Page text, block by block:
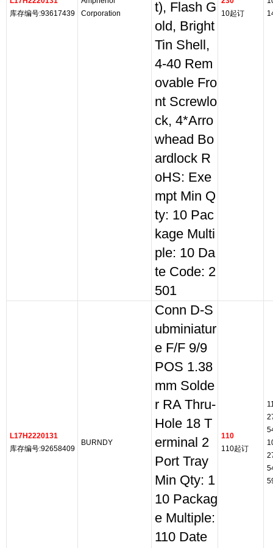
库存编号:93617439
Corporation
t), Flash G
old, Bright
Tin Shell,
4-40 Rem
ovable Fro
nt Screwlo
ck, 4*Arro
whead Bo
ardlock R
oHS: Exe
mpt Min Q
ty: 10 Pac
kage Multi
ple: 10 Da
te Code: 2
501
10起订
L17H2220131
库存编号:92658409
BURNDY
Conn D-S
ubminiatur
e F/F 9/9
POS 1.38
mm Solde
r RA Thru-
Hole 18 T
erminal 2
Port Tray
Min Qty: 1
10 Packag
e Multiple:
110 Date
110
110起订